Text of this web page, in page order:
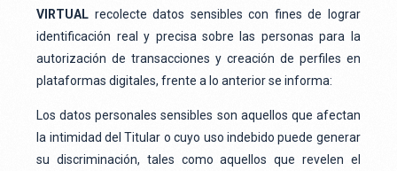
VIRTUAL recolecte datos sensibles con fines de lograr
identificación real y precisa sobre las personas para la
autorización de transacciones y creación de perfiles en
plataformas digitales, frente a lo anterior se informa:
Los datos personales sensibles son aquellos que afectan
la intimidad del Titular o cuyo uso indebido puede generar
su discriminación, tales como aquellos que revelen el